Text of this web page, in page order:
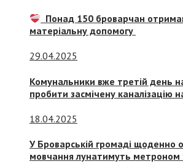
Понад 150 броварчан
матеріальну допомогу
29.04.2025
Комунальники вже третій день
пробити засмічену каналізацію
18.04.2025
У Броварській громаді щоденно
мовчання лунатимуть метроном